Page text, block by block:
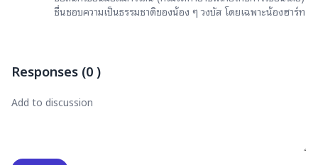
ชื่นชอบความเป็นธรรมชาติของน้อง ๆ วงบัส โดยเฉพาะน้องฮาร์ท
Responses (0)